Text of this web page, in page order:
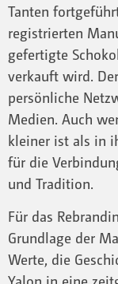
Tanten
registrierten
gefertigte
verkauft wird.
persönliche
Medien. Auch
kleiner ist als in
für die
und Tradition.
Für das
Grundlage der
Werte, die